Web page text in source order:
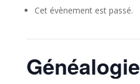
Cet évènement est passé.
Généalogie